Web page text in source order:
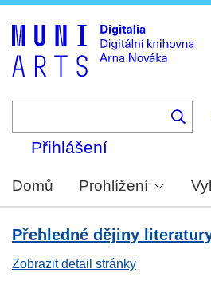
Přihlášení
Domů Prohlížení
Přehledné dějiny
Zobrazit detail stránky